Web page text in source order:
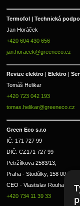
Termofol | Technická
Jan Horáček
+420 604 430 656
jan.horacek@greeneco.cz
Revize elektro Elektro
Tomáš Helikar
+420 723 042 193
tomas.helikar@greeneco.cz
Green Eco s.r.o
IČ: 171 727 99
DIČ: CZ171 727 99
Petržílkova 2583/13,
Praha - Stodůlky, 158 00
CEO - Vlastislav Rouha ml.
+420 734 11 39 33